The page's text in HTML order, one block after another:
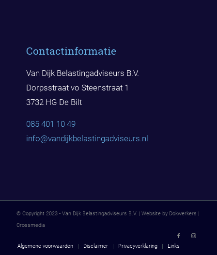
Contactinformatie
Van Dijk Belastingadviseurs B.V.
Dorpsstraat vo Steenstraat 1
3732 HG De Bilt
085 401 10 49
info@vandijkbelastingadviseurs.nl
© Copyright 2023 - Van Dijk Belastingadviseurs B.V. | Website by Dokwerkers |
Crossmedia
Algemene voorwaarden Disclaimer Privacyverklaring Links